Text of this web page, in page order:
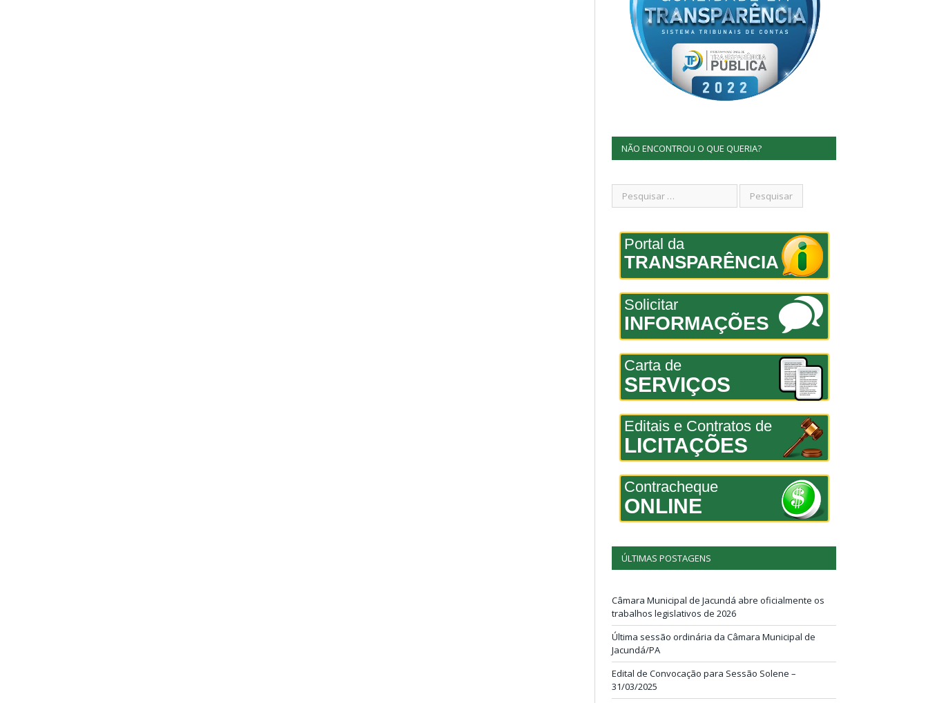
NÃO ENCONTROU O QUE QUERIA?
Portal da
TRANSPARÊNCIA
Solicitar
INFORMAÇÕES
Carta de
SERVIÇOS
Editais e Contratos de
LICITAÇÕES
Contracheque
ONLINE
ÚLTIMAS POSTAGENS
Câmara Municipal de Jacundá abre oficialmente os
trabalhos legislativos de 2026
Última sessão ordinária da Câmara Municipal de
Jacundá/PA
Edital de Convocação para Sessão Solene –
31/03/2025